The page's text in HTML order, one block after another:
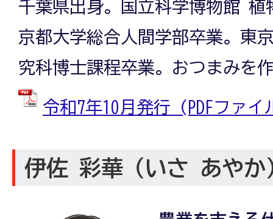
千葉県出身。国立科学博物館
京都大学総合人間学部卒業。東
究科博士課程卒業。おつまみを
令和7年10月発行 (PDFファ
伊佐 彩華（いさ あやか